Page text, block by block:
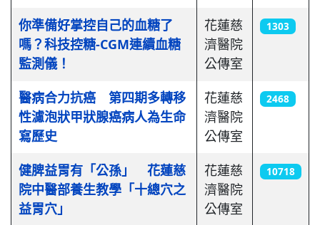
你準備好掌控自己的血糖了
嗎？科技控糖-CGM連續血糖
監測儀！
花蓮慈
濟醫院
公傳室
1303
醫病合力抗癌 第四期多轉移
性濾泡狀甲狀腺癌病人為生命
寫歷史
花蓮慈
濟醫院
公傳室
2468
健脾益胃有「公孫」 花蓮慈
院中醫部養生教學「十總穴之
益胃穴」
花蓮慈
濟醫院
公傳室
10718